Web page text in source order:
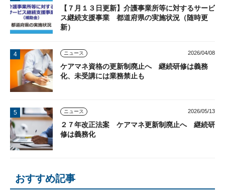
【７月１３日更新】介護事業所等に対するサービ
ス継続支援事業 都道府県の実施状況（随時更
新）
ニュース 2026/04/08
ケアマネ資格の更新制廃止へ 継続研修は義務
化、未受講には業務禁止も
ニュース 2026/05/13
２７年改正法案 ケアマネ更新制廃止へ 継続研
修は義務化
おすすめ記事